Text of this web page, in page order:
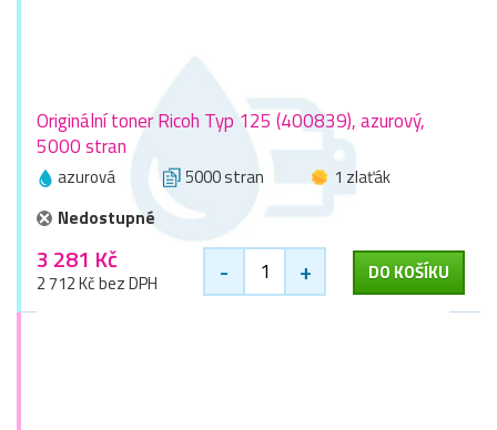
Originální toner Ricoh Typ 125 (400839), azurový,
5000 stran
azurová 5000 stran
1 zlaťák
Nedostupné
3 281 Kč
2 712 Kč bez DPH - + DO KOŠÍKU